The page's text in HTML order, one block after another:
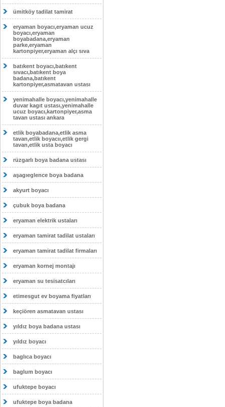
ümitköy tadilat tamirat
eryaman boyacı,eryaman ucuz
boyacı,eryaman
boyabadana,eryaman
parke,eryaman
kartonpiyer,eryaman alçı sıva
batıkent boyacı,batıkent
sıvacı,batıkent boya
badana,batıkent
kartonpiyer,asmatavan ustası
yenimahalle boyacı,yenimahalle
duvar kagıt ustası,yenimahalle
ucuz boyacı,kartonpiyer,asma
tavan ustası ankara
etlik boyabadana,etlik asma
tavan,etlik boyacıı,etlik gergi
tavan,etlik usta boyacı
rüzgarlı boya badana ustası
aşagıeglence boya badana
akyurt boyacı
çubuk boya badana
eryaman elektrik ustaları
eryaman tamirat tadilat ustaları
eryaman tamirat tadilat firmaları
eryaman kornej montajı
eryaman su tesisatcıları
etimesgut ev boyama fiyatları
keçiören asmatavan ustası
yıldız boya badana ustası
yıldız boyacı
baglıca boyacı
baglum boyacı
ufuktepe boyacı
ufuktepe boya badana